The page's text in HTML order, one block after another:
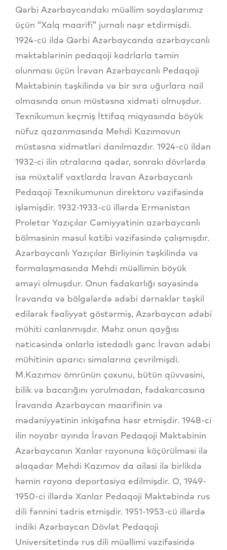
Qərbi Azərbaycandakı müəllim soydaşlarımız
üçün “Xalq maarifi” jurnalı nəşr etdirmişdi.
1924-cü ildə Qərbi Azərbaycanda azərbaycanlı
məktəblərinin pedaqoji kadrlarla təmin
olunması üçün İrəvan Azərbaycanlı Pedaqoji
Məktəbinin təşkilində və bir sıra uğurlara nail
olmasında onun müstəsna xidməti olmuşdur.
Texnikumun keçmiş İttifaq miqyasında böyük
nüfuz qazanmasında Mehdi Kazımovun
müstəsna xidmətləri danılmazdır. 1924-cü ildən
1932-ci ilin otralarına qədər, sonrakı dövrlərdə
isə müxtəlif vaxtlarda İrəvan Azərbaycanlı
Pedaqoji Texnikumunun direktoru vəzifəsində
işləmişdir. 1932-1933-cü illərdə Ermənistan
Proletar Yazıçılar Cəmiyyətinin azərbaycanlı
bölməsinin məsul katibi vəzifəsində çalışmışdır.
Azərbaycanlı Yazıçılar Birliyinin təşkilində və
formalaşmasında Mehdi müəllimin böyük
əməyi olmuşdur. Onun fədakarlığı sayəsində
İrəvanda və bölgələrdə ədəbi dərnəklər təşkil
edilərək fəaliyyət göstərmiş, Azərbaycan ədəbi
mühiti canlanmışdır. Məhz onun qayğısı
nəticəsində onlarla istedadlı gənc İrəvan ədəbi
mühitinin aparıcı simalarına çevrilmişdi.
M.Kazımov ömrünün çoxunu, bütün qüvvəsini,
bilik və bacarığını yorulmadan, fədakarcasına
İrəvanda Azərbaycan maarifinin və
mədəniyyətinin inkişafına həsr etmişdir. 1948-ci
ilin noyabr ayında İrəvan Pedaqoji Məktəbinin
Azərbaycanın Xanlar rayonuna köçürülməsi ilə
əlaqədar Mehdi Kazımov da ailəsi ilə birlikdə
həmin rayona deportasiya edilmişdir. O, 1949-
1950-ci illərdə Xanlar Pedaqoji Məktəbində rus
dili fənnini tədris etmişdir. 1951-1953-cü illərdə
indiki Azərbaycan Dövlət Pedaqoji
Universitetində rus dili müəllimi vəzifəsində